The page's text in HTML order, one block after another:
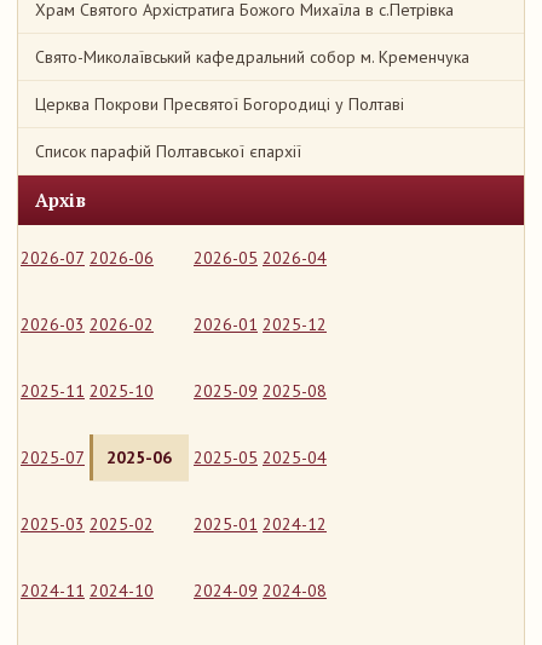
Храм Святого Архістратига Божого Михаїла в с.Петрівка
Свято-Миколаївський кафедральний собор м. Кременчука
Церква Покрови Пресвятої Богородиці у Полтаві
Список парафій Полтавської єпархії
Архів
2026-07 2026-06 2026-05 2026-04
2026-03 2026-02 2026-01 2025-12
2025-11 2025-10 2025-09 2025-08
2025-07 2025-06 2025-05 2025-04
2025-03 2025-02 2025-01 2024-12
2024-11 2024-10 2024-09 2024-08